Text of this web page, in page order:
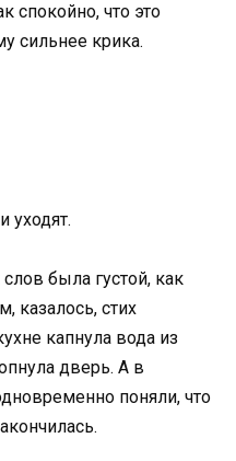
спокойно, что это
сильнее крика.
уходят.
была густой, как
казалось, стих
капнула вода из
дверь. А в
поняли, что